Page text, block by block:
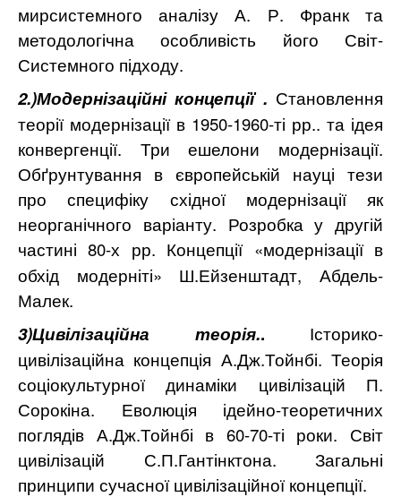
мирсистемного аналізу А. Р. Франк та
методологічна особливість його Світ-
Системного підходу.
2.)Модернізаційні концепції . Становлення
теорії модернізації в 1950-1960-ті рр.. та ідея
конвергенції. Три ешелони модернізації.
Обґрунтування в європейській науці тези
про специфіку східної модернізації як
неорганічного варіанту. Розробка у другій
частині 80-х рр. Концепції «модернізації в
обхід модерніті» Ш.Ейзенштадт, Абдель-
Малек.
3)Цивілізаційна теорія.. Історико-
цивілізаційна концепція А.Дж.Тойнбі. Теорія
соціокультурної динаміки цивілізацій П.
Сорокіна. Еволюція ідейно-теоретичних
поглядів А.Дж.Тойнбі в 60-70-ті роки. Світ
цивілізацій С.П.Гантінктона. Загальні
принципи сучасної цивілізаційної концепції.